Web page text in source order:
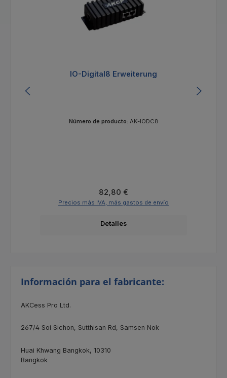
IO-Digital8 Erweiterung
Número de producto: AK-IODC8
Precio normal:
82,80 €
Precios más IVA, más gastos de envío
Detalles
Información para el fabricante:
AKCess Pro Ltd.
267/4 Soi Sichon, Sutthisan Rd, Samsen Nok
Huai Khwang Bangkok, 10310
Bangkok